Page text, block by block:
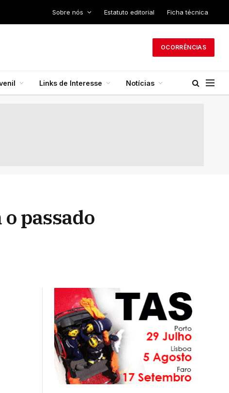
Sobre nós Estatuto editorial Ficha técnica
OCORRÊNCIAS
Links de Interesse Notícias
passado